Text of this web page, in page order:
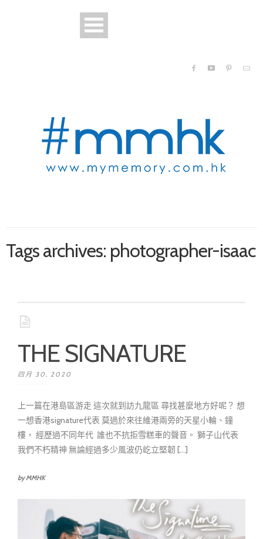
Tags archives: photographer-isaac
THE SIGNATURE
四月 30, 2020
上一篇在港島區游走 這次就到訪九龍區 尋找甚麼地方好呢？ 想
一想香港signature代表 莫過於來往維港兩旁的天星小輪、鐘
樓， 經歷過不同年代 誰也不抗拒雪糕車的聲音。 獅子山代表
我們不朽精神 無論經過多少風波仍屹立堅韌 [...]
by MMHK